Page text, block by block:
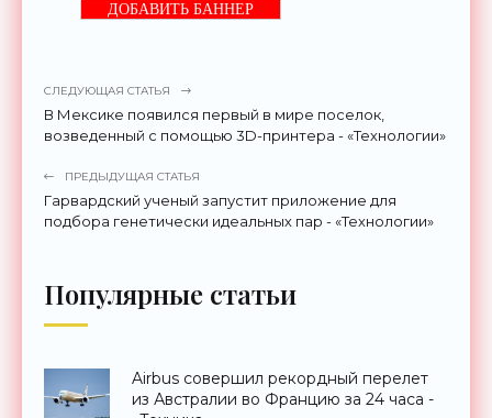
ДОБАВИТЬ БАННЕР
СЛЕДУЮЩАЯ СТАТЬЯ
В Мексике появился первый в мире поселок,
возведенный с помощью 3D-принтера - «Технологии»
ПРЕДЫДУЩАЯ СТАТЬЯ
Гарвардский ученый запустит приложение для
подбора генетически идеальных пар - «Технологии»
Популярные статьи
Airbus совершил рекордный перелет
из Австралии во Францию за 24 часа -